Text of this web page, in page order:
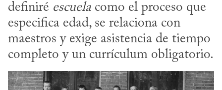
definiré escuela como el proceso que
especifica edad, se relaciona con
maestros y exige asistencia de tiempo
completo y un currículum obligatorio.